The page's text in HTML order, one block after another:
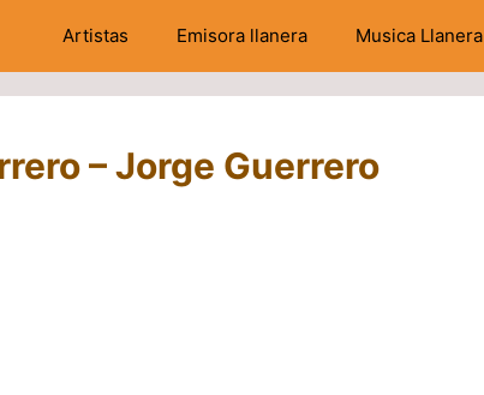
Artistas Emisora llanera Musica Llanera
– Jorge Guerrero